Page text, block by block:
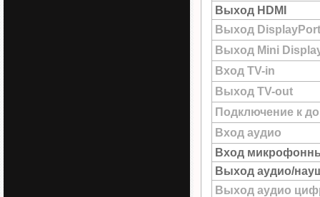
Выход HDMI
Выход DisplayPort
Выход Mini
Вход TV-in
Выход TV-out
Подключение к
Вход аудио
Вход
Выход аудио/
Выход аудио